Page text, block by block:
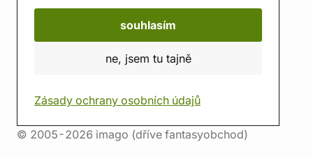
souhlasím
ne, jsem tu tajně
Zásady ochrany osobních údajů
© 2005-2026 imago (dříve fantasyobchod)